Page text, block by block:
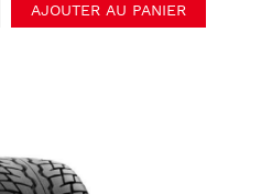
AJOUTER AU PANIER